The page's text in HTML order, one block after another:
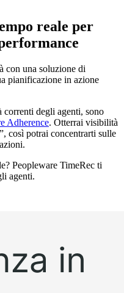
reale per
con una soluzione di
pianificazione in azione
degli agenti, sono
Adherence. Otterrai visibilità
così potrai concentrarti sulle
Peopleware TimeRec ti
agenti.